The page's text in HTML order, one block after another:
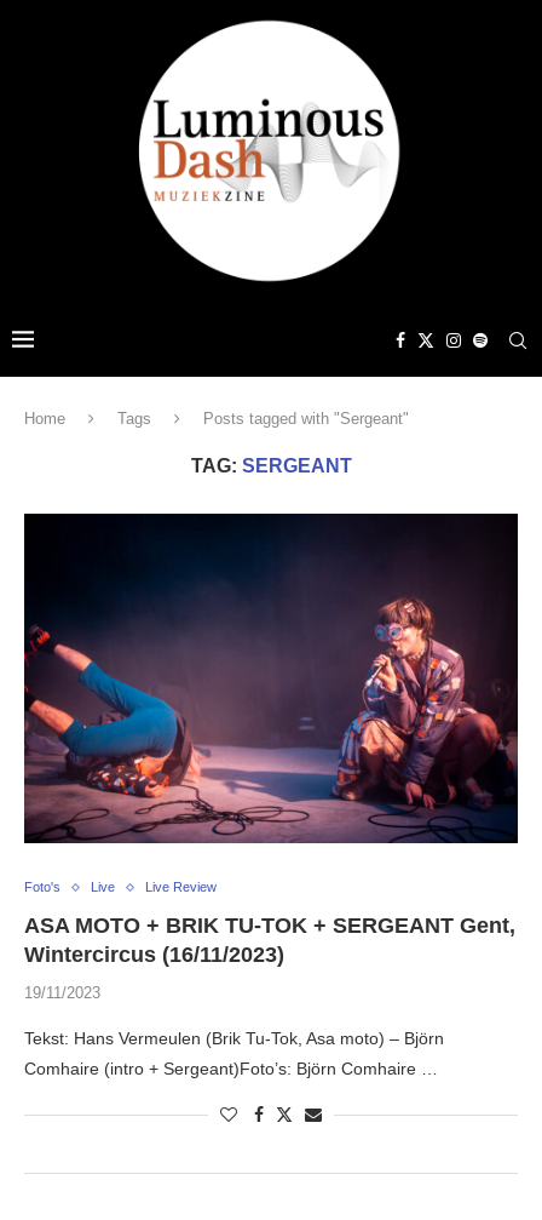
Home Tags Posts tagged with "Sergeant"
TAG: SERGEANT
Foto's Live Live Review
ASA MOTO + BRIK TU-TOK + SERGEANT Gent,
Wintercircus (16/11/2023)
19/11/2023
Tekst: Hans Vermeulen (Brik Tu-Tok, Asa moto) – Björn
Comhaire (intro + Sergeant)Foto’s: Björn Comhaire …